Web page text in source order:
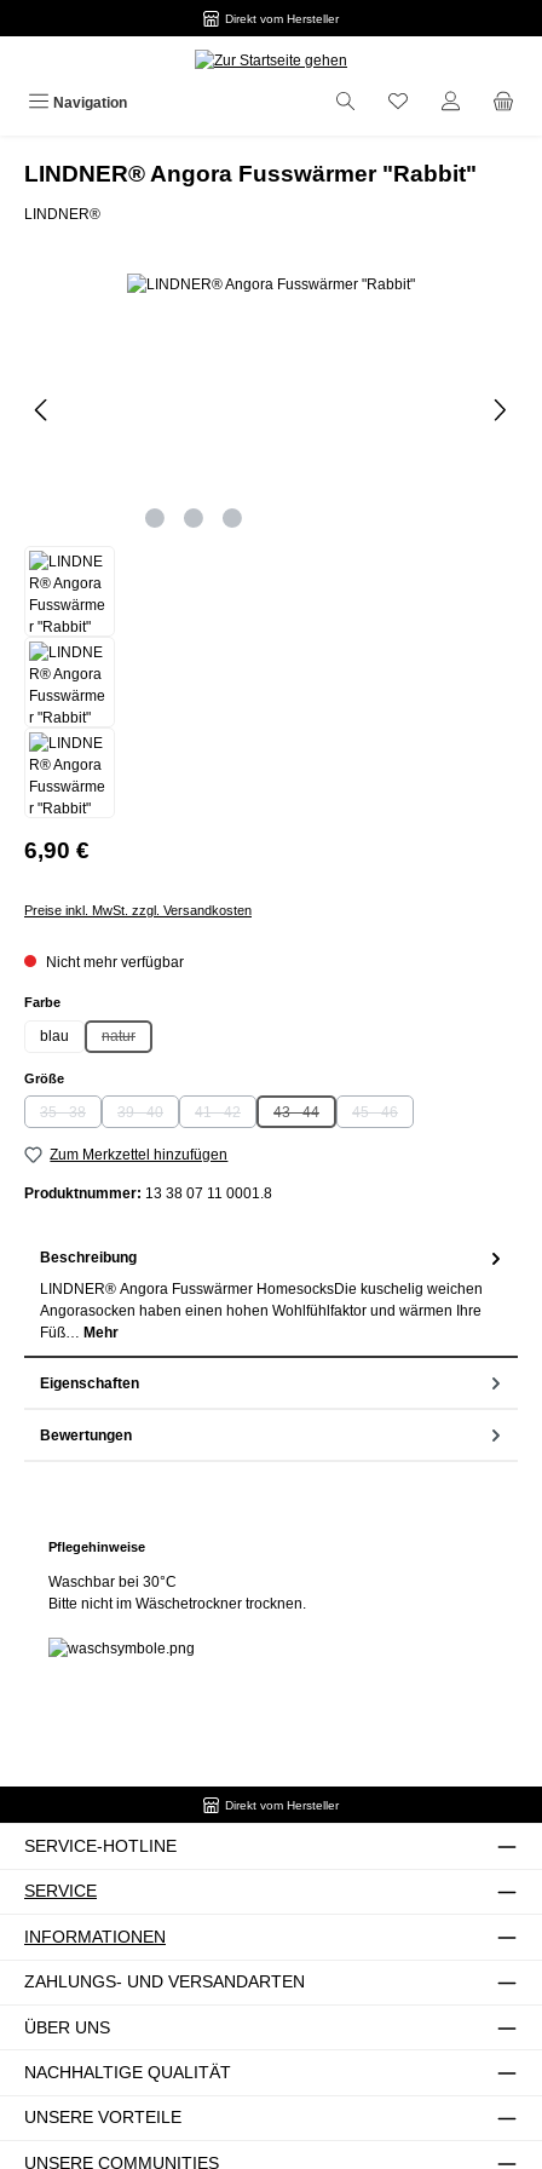
Direkt vom Hersteller
Navigation
LINDNER® Angora Fusswärmer "Rabbit"
LINDNER®
Bildergalerie überspringen
6,90 €
Preise inkl. MwSt. zzgl. Versandkosten
Nicht mehr verfügbar
Farbeauswählen
blau natur
(Diese Option ist zurzeit nicht verfügbar.)
Größeauswählen
35 - 38
(Diese Option ist zurzeit nicht verfügbar.)
39 - 40
(Diese Option ist zurzeit nicht verfügbar.)
41 - 42
(Diese Option ist zurzeit nicht verfügbar.)
43 - 44
(Diese Option ist zurzeit nicht verfügbar.)
45 - 46
(Diese Option ist zurzeit
Zum Merkzettel hinzufügen
Produktnummer: 13 38 07 11 0001.8
Beschreibung
LINDNER® Angora Fusswärmer HomesocksDie kuschelig weichen
Angorasocken haben einen hohen Wohlfühlfaktor und wärmen Ihre
Füß… Mehr
Eigenschaften
Bewertungen
Pflegehinweise
Waschbar bei 30°C
Bitte nicht im Wäschetrockner trocknen.
Direkt vom Hersteller
SERVICE-HOTLINE
SERVICE
INFORMATIONEN
ZAHLUNGS- UND VERSANDARTEN
ÜBER UNS
NACHHALTIGE QUALITÄT
UNSERE VORTEILE
UNSERE COMMUNITIES